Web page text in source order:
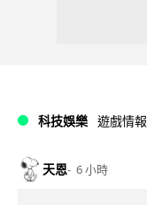
科技娛樂 遊戲情報
天恩 6 小時